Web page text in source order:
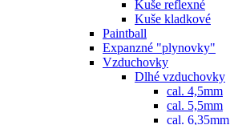
Kuše reflexné
Kuše kladkové
Paintball
Expanzné "plynovky"
Vzduchovky
Dlhé vzduchovky
cal. 4,5mm
cal. 5,5mm
cal. 6,35mm